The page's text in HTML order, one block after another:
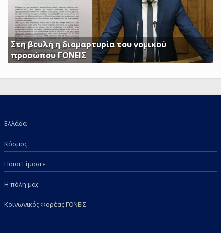
Στη βουλή η διαμαρτυρία του νομικού
προσώπου ΓΟΝΕΙΣ
Γ. Κατσιαντώνης: Φορολογείτε με Κοινή Υπουργική
Απόφαση και τα επιδόματα των παιδιών μας; Πόση
Ελλάδα
Κόσμος
Ποιοι Είμαστε
Η πόλη μας
Κοινωνικός Φορέας ΓΟΝΕΙΣ